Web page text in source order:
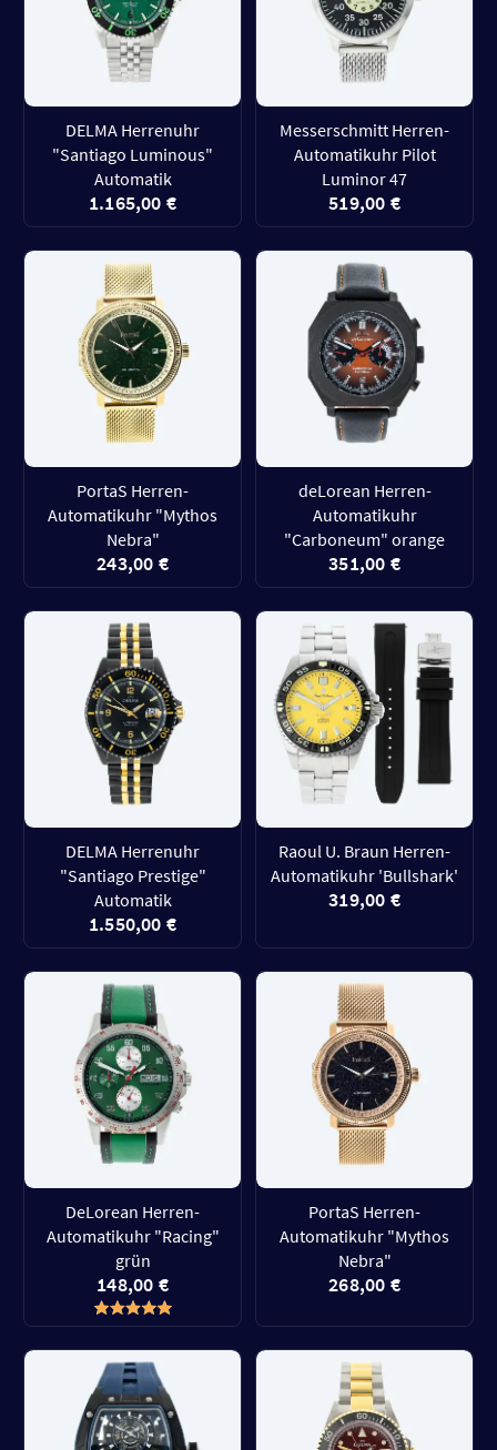
DELMA Herrenuhr
"Santiago Luminous"
Automatik
1.165,00 €
Messerschmitt Herren-
Automatikuhr Pilot
Luminor 47
519,00 €
PortaS Herren-
Automatikuhr "Mythos
Nebra"
243,00 €
deLorean Herren-
Automatikuhr
"Carboneum" orange
351,00 €
DELMA Herrenuhr
"Santiago Prestige"
Automatik
1.550,00 €
Raoul U. Braun Herren-
Automatikuhr 'Bullshark'
319,00 €
DeLorean Herren-
Automatikuhr "Racing"
grün
148,00 €
PortaS Herren-
Automatikuhr "Mythos
Nebra"
268,00 €